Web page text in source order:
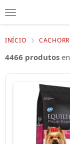
INÍCIO
4466 produtos